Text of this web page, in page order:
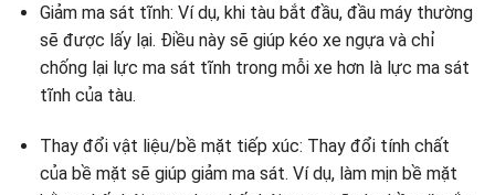
Giảm ma sát tĩnh: Ví dụ, khi tàu bắt đầu, đầu máy thường
sẽ được lấy lại. Điều này sẽ giúp kéo xe ngựa và chỉ
chống lại lực ma sát tĩnh trong mỗi xe hơn là lực ma sát
tĩnh của tàu.
Thay đổi vật liệu/bề mặt tiếp xúc: Thay đổi tính chất
của bề mặt sẽ giúp giảm ma sát. Ví dụ, làm mịn bề mặt